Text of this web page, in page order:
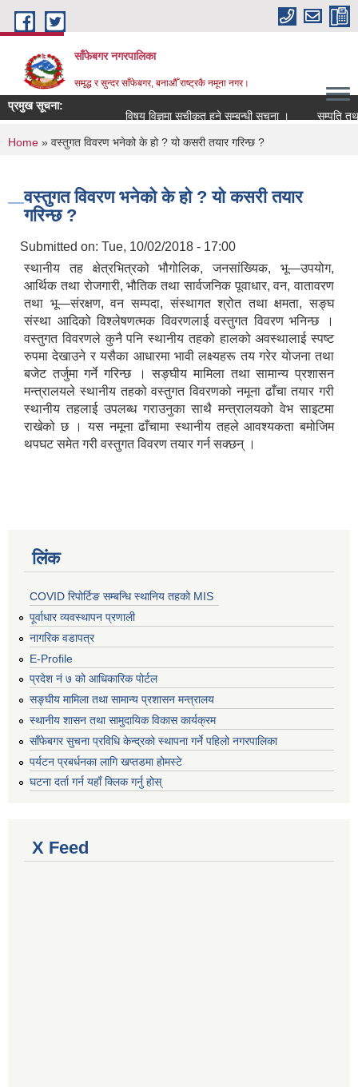
Skip to main content
साँफेबगर नगरपालिका
समृद्ध र सुन्दर साँफेबगर, बनाऔँ राष्ट्रकै नमूना नगर।
प्रमुख सूचना:
विषय विज्ञमा सुचीकृत हुने सम्बन्धी सूचना ।
सम्पति तथा
You are here
Home » वस्तुगत विवरण भनेको के हो ? यो कसरी तयार गरिन्छ ?
वस्तुगत विवरण भनेको के हो ? यो कसरी तयार
गरिन्छ ?
Submitted on: Tue, 10/02/2018 - 17:00
स्थानीय तह क्षेत्रभित्रको भौगोलिक, जनसांख्यिक, भू—उपयोग,
आर्थिक तथा रोजगारी, भौतिक तथा सार्वजनिक पूवाधार, वन, वातावरण
तथा भू—संरक्षण, वन सम्पदा, संस्थागत श्रोत तथा क्षमता, सङ्घ
संस्था आदिको विश्लेषणत्मक विवरणलाई वस्तुगत विवरण भनिन्छ ।
वस्तुगत विवरणले कुनै पनि स्थानीय तहको हालको अवस्थालाई स्पष्ट
रुपमा देखाउने र यसैका आधारमा भावी लक्ष्यहरू तय गरेर योजना तथा
बजेट तर्जुमा गर्ने गरिन्छ । सङ्घीय मामिला तथा सामान्य प्रशासन
मन्त्रालयले स्थानीय तहको वस्तुगत विवरणको नमूना ढाँचा तयार गरी
स्थानीय तहलाई उपलब्ध गराउनुका साथै मन्त्रालयको वेभ साइटमा
राखेको छ । यस नमूना ढाँचामा स्थानीय तहले आवश्यकता बमोजिम
थपघट समेत गरी वस्तुगत विवरण तयार गर्न सक्छन् ।
लिंक
COVID रिपोर्टिङ सम्बन्धि स्थानिय तहको MIS
पूर्वाधार व्यवस्थापन प्रणाली
नागरिक वडापत्र
E-Profile
प्रदेश नं ७ को आधिकारिक पोर्टल
सङ्घीय मामिला तथा सामान्य प्रशासन मन्त्रालय
स्थानीय शासन तथा सामुदायिक विकास कार्यक्रम
साँफेबगर सुचना प्रविधि केन्द्रको स्थापना गर्ने पहिलो नगरपालिका
पर्यटन प्रबर्धनका लागि खप्तडमा होमस्टे
घटना दर्ता गर्न यहाँ क्लिक गर्नु होस्
X Feed